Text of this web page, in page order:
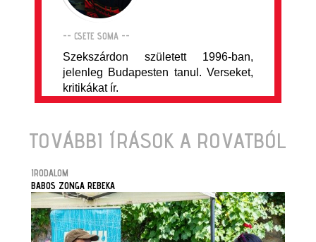
-- CSETE SOMA --
Szekszárdon született 1996-ban,
jelenleg Budapesten tanul. Verseket,
kritikákat ír.
TOVÁBBI ÍRÁSOK A ROVATBÓL
IRODALOM
BABOS ZONGA REBEKA